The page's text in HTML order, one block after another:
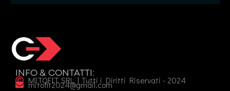
INFO & CONTATTI:
MITOFIT SRL | Tutti i Diritti Riservati - 2024
mitofit2024@gmail.com